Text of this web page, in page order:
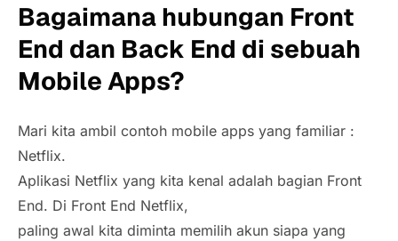
Bagaimana hubungan Front
End dan Back End di sebuah
Mobile Apps?
Mari kita ambil contoh mobile apps yang familiar :
Netflix.
Aplikasi Netflix yang kita kenal adalah bagian Front
End. Di Front End Netflix,
paling awal kita diminta memilih akun siapa yang